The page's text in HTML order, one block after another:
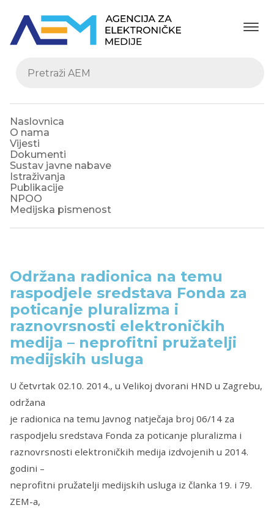
Naslovnica
O nama
Vijesti
Dokumenti
Sustav javne nabave
Istraživanja
Publikacije
NPOO
Medijska pismenost
Održana radionica na temu
raspodjele sredstava Fonda za
poticanje pluralizma i
raznovrsnosti elektroničkih
medija – neprofitni pružatelji
medijskih usluga
U četvrtak 02.10. 2014., u Velikoj dvorani HND u Zagrebu,
održana
je radionica na temu Javnog natječaja broj 06/14 za
raspodjelu sredstava Fonda za poticanje pluralizma i
raznovrsnosti elektroničkih medija izdvojenih u 2014.
godini –
neprofitni pružatelji medijskih usluga iz članka 19. i 79.
ZEM-a,